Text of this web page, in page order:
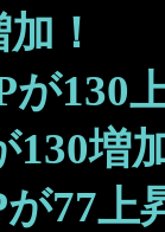
！
が130
130増
が77上